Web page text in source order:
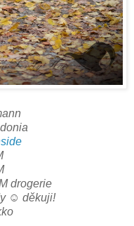
drogerie
☺ děkuji!